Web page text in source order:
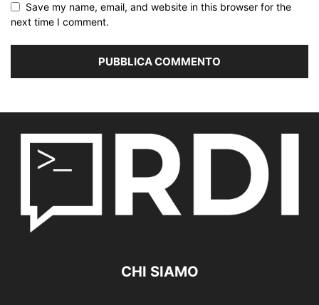
Save my name, email, and website in this browser for the
next time I comment.
CHI SIAMO